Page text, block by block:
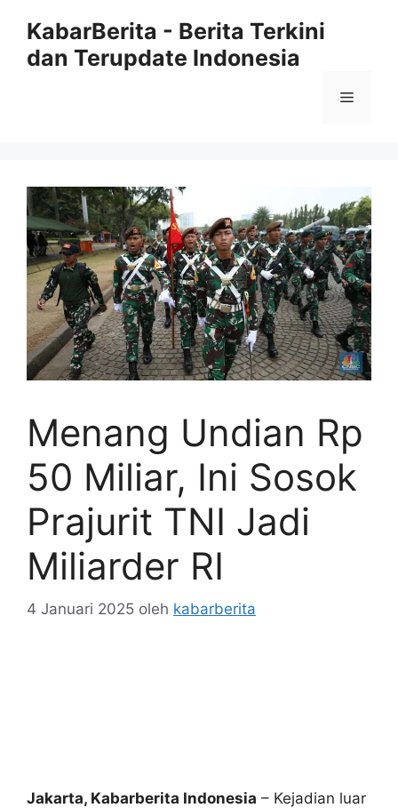
KabarBerita - Berita Terkini
dan Terupdate Indonesia
Menu
Menang Undian Rp
50 Miliar, Ini Sosok
Prajurit TNI Jadi
Miliarder RI
4 Januari 2025 oleh kabarberita
Jakarta, Kabarberita Indonesia – Kejadian luar